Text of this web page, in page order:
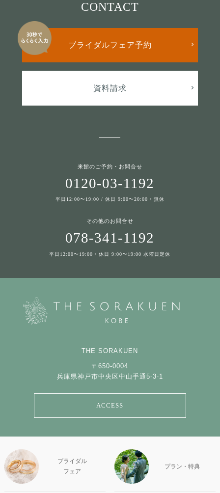
CONTACT
ブライダルフェア予約
資料請求
来館のご予約・お問合せ
0120-03-1192
平日12:00〜19:00 / 休日 9:00〜20:00 / 無休
その他のお問合せ
078-341-1192
平日12:00〜19:00 / 休日 9:00〜19:00 水曜日定休
THE SORAKUEN
〒650-0004
兵庫県神戸市中央区中山手通5-3-1
ACCESS
ブライダル
フェア
プラン・特典